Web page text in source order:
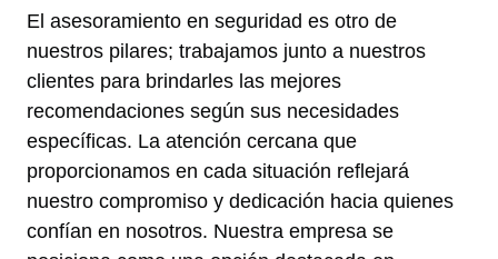
El asesoramiento en seguridad es otro de
nuestros pilares; trabajamos junto a nuestros
clientes para brindarles las mejores
recomendaciones según sus necesidades
específicas. La atención cercana que
proporcionamos en cada situación reflejará
nuestro compromiso y dedicación hacia quienes
confían en nosotros. Nuestra empresa se